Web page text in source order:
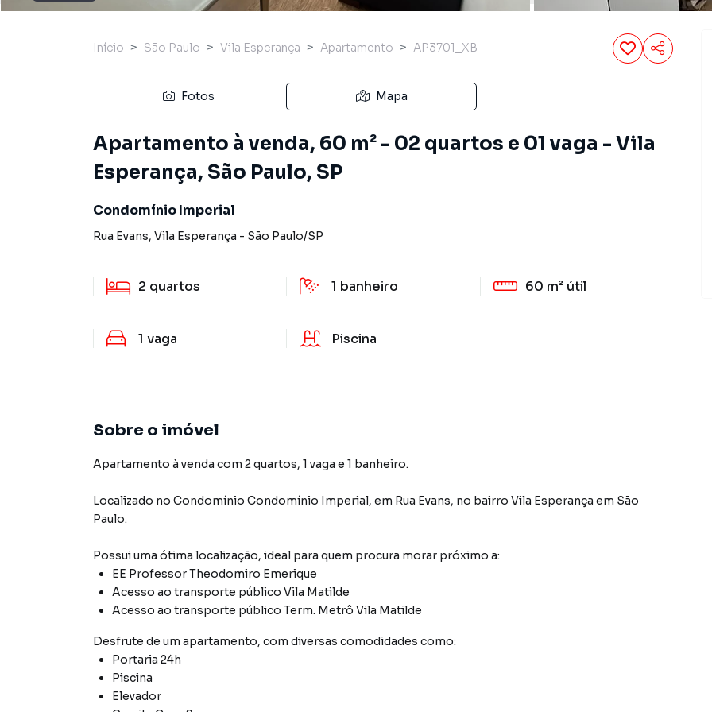
Início São Paulo Vila Esperança Apartamento AP3701_XB
Fotos Mapa
Apartamento à venda, 60 m² - 02 quartos e 01 vaga - Vila
Esperança, São Paulo, SP
Condomínio Imperial
Rua Evans, Vila Esperança - São Paulo/SP
2 quartos 1 banheiro 60 m² útil
1 vaga Piscina
Sobre o imóvel
Apartamento à venda com 2 quartos, 1 vaga e 1 banheiro.
Localizado no Condomínio Condomínio Imperial, em Rua Evans, no bairro Vila Esperança em São
Paulo.
Possui uma ótima localização, ideal para quem procura morar próximo a:
EE Professor Theodomiro Emerique
Acesso ao transporte público Vila Matilde
Acesso ao transporte público Term. Metrô Vila Matilde
Desfrute de um apartamento, com diversas comodidades como:
Portaria 24h
Piscina
Elevador